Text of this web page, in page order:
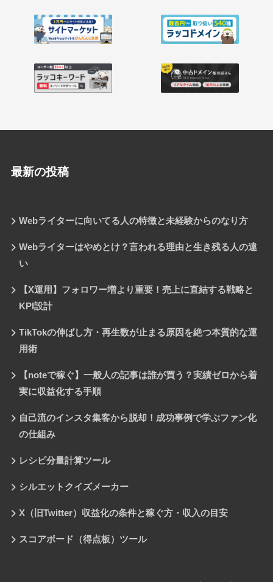
最新の投稿
Webライターに向いてる人の特徴と未経験からのなり方
Webライターはやめとけ？言われる理由と生き残る人の違
い
【X運用】フォロワー増より重要！売上に直結する戦略と
KPI設計
TikTokの伸ばし方・再生数が止まる原因を絶つ本質的な運
用術
【noteで稼ぐ】一般人の記事は誰が買う？実績ゼロから着
実に収益化する手順
自己流のインスタ集客から脱却！成功事例で学ぶファン化
の仕組み
レシピ分量計算ツール
シルエットクイズメーカー
X（旧Twitter）収益化の条件と稼ぐ方・収入の目安
スコアボード（得点板）ツール